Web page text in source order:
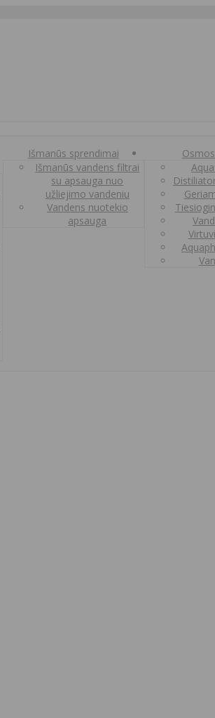
Išmanūs sprendimai
Išmanūs vandens filtrai
su apsauga nuo
užliejimo vandeniu
Vandens nuotekio
apsauga